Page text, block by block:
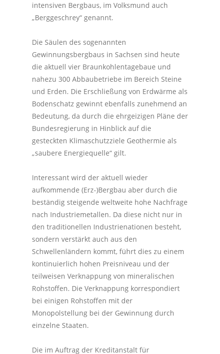
intensiven Bergbaus, im Volksmund auch
„Berggeschrey“ genannt.
Die Säulen des sogenannten
Gewinnungsbergbaus in Sachsen sind heute
die aktuell vier Braunkohlentagebaue und
nahezu 300 Abbaubetriebe im Bereich Steine
und Erden. Die Erschließung von Erdwärme als
Bodenschatz gewinnt ebenfalls zunehmend an
Bedeutung, da durch die ehrgeizigen Pläne der
Bundesregierung in Hinblick auf die
gesteckten Klimaschutzziele Geothermie als
„saubere Energiequelle“ gilt.
Interessant wird der aktuell wieder
aufkommende (Erz-)Bergbau aber durch die
beständig steigende weltweite hohe Nachfrage
nach Industriemetallen. Da diese nicht nur in
den traditionellen Industrienationen besteht,
sondern verstärkt auch aus den
Schwellenländern kommt, führt dies zu einem
kontinuierlich hohen Preisniveau und der
teilweisen Verknappung von mineralischen
Rohstoffen. Die Verknappung korrespondiert
bei einigen Rohstoffen mit der
Monopolstellung bei der Gewinnung durch
einzelne Staaten.
Die im Auftrag der Kreditanstalt für